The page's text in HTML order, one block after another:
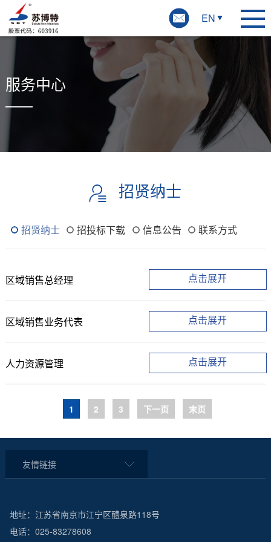
EN
服务中心
招贤纳士
招贤纳士 招投标下载 信息公告 联系方式
区域销售总经理 点击展开
区域销售业务代表 点击展开
人力资源管理 点击展开
1 2 3 下一页 末页
友情链接
地址：江苏省南京市江宁区醴泉路118号
电话：025-83278608